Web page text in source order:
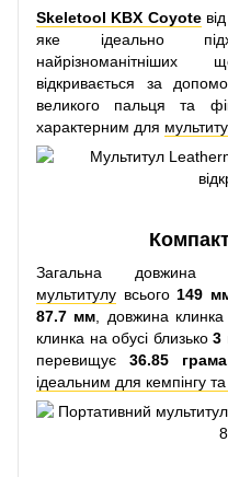
Skeletool KBX Coyoteвід
яке ідеально
відкривається за
великого пальця та
характерним для
Загальна довжина
мультитулу всього 149
87.7 мм , довжина клинка
клинка на обусі близько3
перевищує36.85
ідеальним для кемпінгу